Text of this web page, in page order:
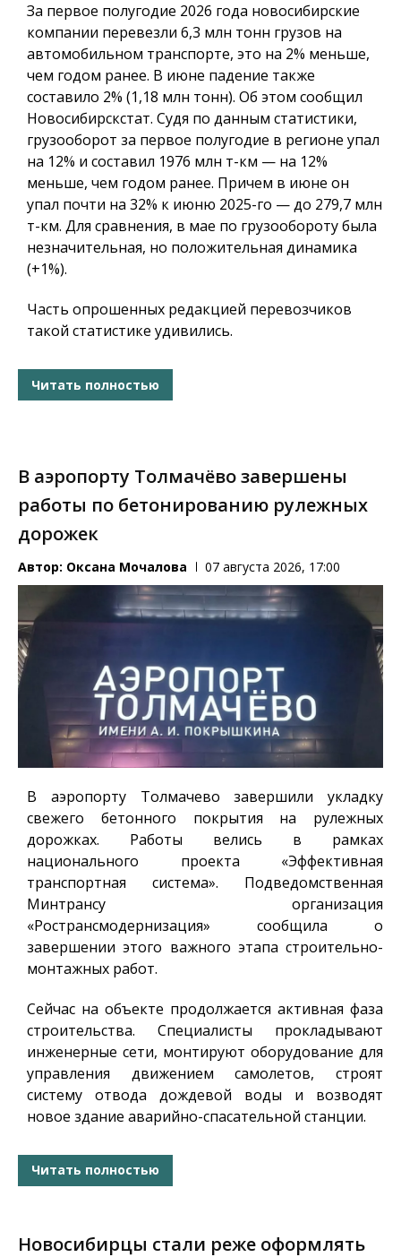
За первое полугодие 2026 года новосибирские
компании перевезли 6,3 млн тонн грузов на
автомобильном транспорте, это на 2% меньше,
чем годом ранее. В июне падение также
составило 2% (1,18 млн тонн). Об этом сообщил
Новосибирскстат. Судя по данным статистики,
грузооборот за первое полугодие в регионе упал
на 12% и составил 1976 млн т-км — на 12%
меньше, чем годом ранее. Причем в июне он
упал почти на 32% к июню 2025-го — до 279,7 млн
т-км. Для сравнения, в мае по грузообороту была
незначительная, но положительная динамика
(+1%).
Часть опрошенных редакцией перевозчиков
такой статистике удивились.
Читать полностью
В аэропорту Толмачёво завершены
работы по бетонированию рулежных
дорожек
Автор: Оксана Мочалова 07 августа 2026, 17:00
В аэропорту Толмачево завершили укладку
свежего бетонного покрытия на рулежных
дорожках. Работы велись в рамках
национального проекта «Эффективная
транспортная система». Подведомственная
Минтрансу организация
«Ространсмодернизация» сообщила о
завершении этого важного этапа строительно-
монтажных работ.
Сейчас на объекте продолжается активная фаза
строительства. Специалисты прокладывают
инженерные сети, монтируют оборудование для
управления движением самолетов, строят
систему отвода дождевой воды и возводят
новое здание аварийно-спасательной станции.
Читать полностью
Новосибирцы стали реже оформлять